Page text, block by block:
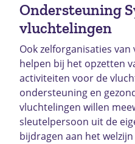
Ondersteuning
vluchtelingen
Ook zelforganisaties
helpen bij het opzetten
activiteiten voor de
ondersteuning en
vluchtelingen willen
sleutelpersoon uit de
bijdragen aan het